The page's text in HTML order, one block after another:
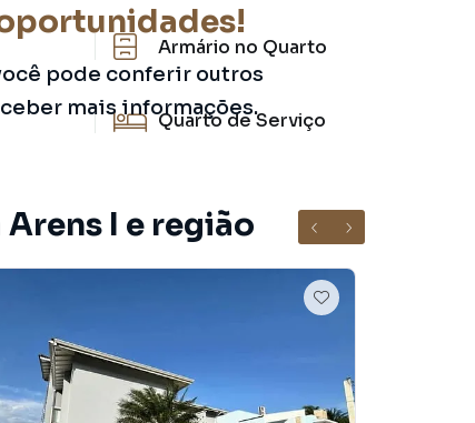
pode conferir outros
mais informações.
Armário no Quarto
Quarto de Serviço
I e região